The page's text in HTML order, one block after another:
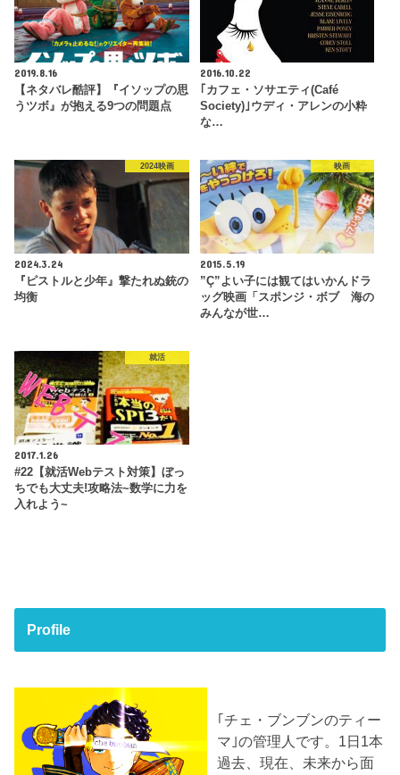
2019.8.16
【ネタバレ酷評】『イソップの思
うツボ』が抱える9つの問題点
2016.10.22
｢カフェ・ソサエティ(Café
Society)｣ウディ・アレンの小粋
な…
2024映画
2024.3.24
『ピストルと少年』撃たれぬ銃の
均衡
映画
2015.5.19
”Ç”よい子には観てはいかんドラ
ッグ映画「スポンジ・ボブ 海の
みんなが世…
就活
2017.1.26
#22【就活Webテスト対策】ぼっ
ちでも大丈夫!攻略法~数学に力を
入れよう~
Profile
｢チェ・ブンブンのティー
マ｣の管理人です。1日1本
過去、現在、未来から面